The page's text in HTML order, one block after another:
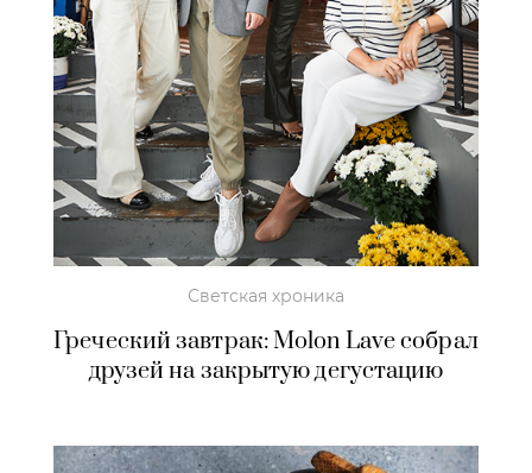
Светская хроника
Греческий завтрак: Molon Lave собрал
друзей на закрытую дегустацию